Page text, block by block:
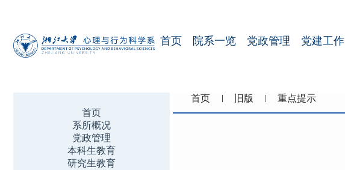
首页 院系一览 党政管理 党建工作
首页
系所概况
党政管理
本科生教育
研究生教育
首页 旧版 重点提示